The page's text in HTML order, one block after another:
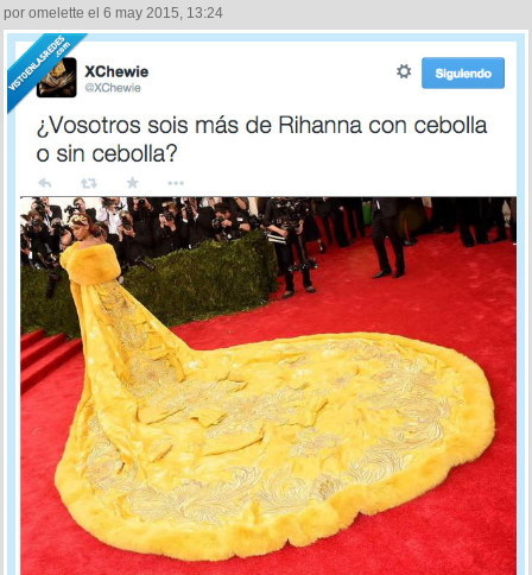
por omelette el 6 may 2015, 13:24